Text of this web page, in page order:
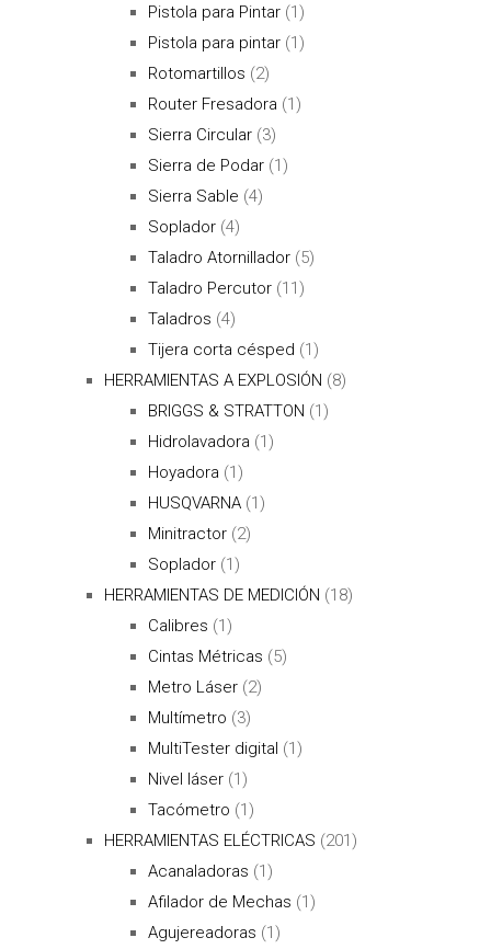
Pistola para Pintar (1)
Pistola para pintar (1)
Rotomartillos (2)
Router Fresadora (1)
Sierra Circular (3)
Sierra de Podar (1)
Sierra Sable (4)
Soplador (4)
Taladro Atornillador (5)
Taladro Percutor (11)
Taladros (4)
Tijera corta césped (1)
HERRAMIENTAS A EXPLOSIÓN (8)
BRIGGS & STRATTON (1)
Hidrolavadora (1)
Hoyadora (1)
HUSQVARNA (1)
Minitractor (2)
Soplador (1)
HERRAMIENTAS DE MEDICIÓN (18)
Calibres (1)
Cintas Métricas (5)
Metro Láser (2)
Multímetro (3)
MultiTester digital (1)
Nivel láser (1)
Tacómetro (1)
HERRAMIENTAS ELÉCTRICAS (201)
Acanaladoras (1)
Afilador de Mechas (1)
Agujereadoras (1)